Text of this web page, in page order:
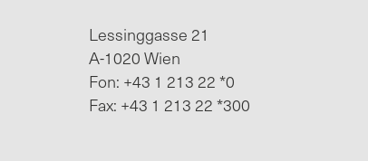
Lessinggasse 21
A-1020 Wien
Fon: +43 1 213 22 *0
Fax: +43 1 213 22 *300